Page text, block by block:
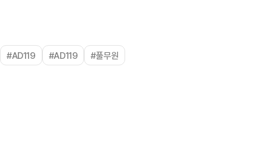
#AD119 #AD119 #풀무원